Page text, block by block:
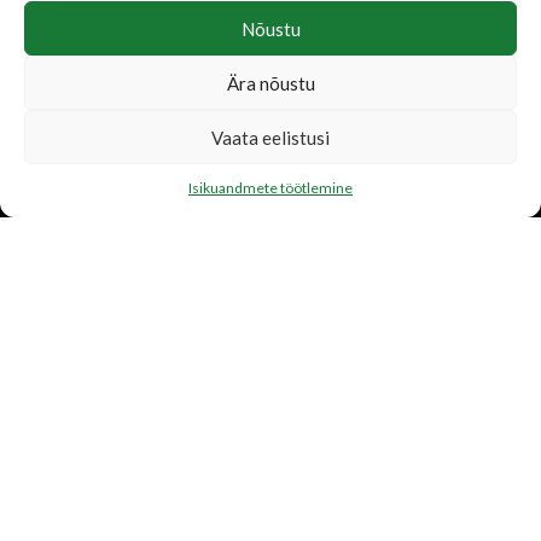
Nõustu
Ära nõustu
Vaata eelistusi
Isikuandmete töötlemine